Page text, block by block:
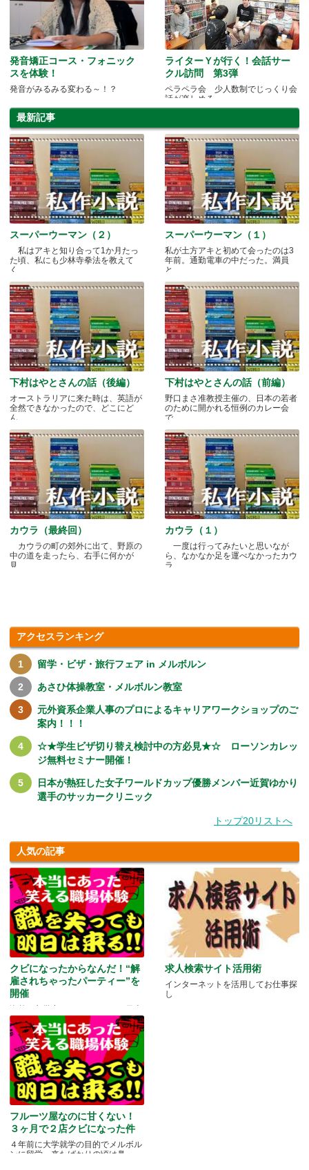
発音矯正コース・フォニック
スを体験！
発音がみるみる変わる～！？
ライターＹが行く！会話サー
クル訪問 第3弾
ペラペラ会 少人数制でじっくり会
話が楽しめる
最新記事
スーパーウーマン（２）
私はアキと知り合って1か月たっ
た頃、私にも少林寺拳法を教えて
く.....
スーパーウーマン（１）
私が土方アキと初めて会ったのは3
年前。通勤電車の中だった。満員
と.....
下村はやとさんの話（後編）
オーストラリアに来た時は、英語が
全然できなかったので、どこにど
ん.....
下村はやとさんの話（前編）
野口まさ准教授主催の、日本の若者
のために開かれる恒例のカレー会
で.....
カウラ（最終回）
カウラの町の郊外に出て、野原の
中の道を走ったら、右手に何かが
見.....
カウラ（１）
一度は行ってみたいと思いなが
ら、なかなか足を運べなかったカウ
ラ.....
アクセスランキング
留学・ビザ・旅行フェア in メルボルン
あさひ体操教室・メルボルン教室
元外資系企業人事のプロによるキャリアワークショップのご
案内！！！
☆★学生ビザ切り替え検討中の方必見★☆ ローソンカレッ
ジ無料セミナー開催！
日本が熱狂した女子ワールドカップ優勝メンバー近賀ゆかり
選手のサッカークリニック
トップ20リストへ
人気の記事
クビになったからなんだ！“解
雇されちゃったパーティー”を
開催
にいる家族や友人と会う機会もな
か.....
求人検索サイト活用術
インターネットを活用してお仕事探
し
フルーツ屋なのに甘くない！
３ヶ月で２店クビになった件
４年前に大学就学の目的でメルボル
ンに留学。来たばかりの頃は鼻.....